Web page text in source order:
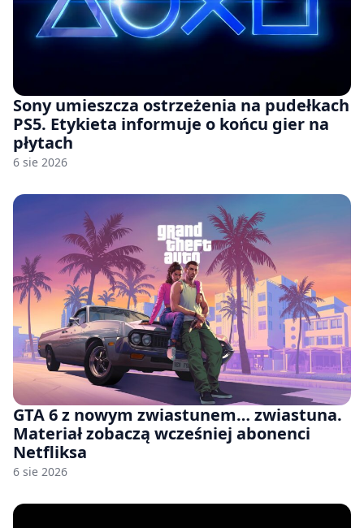
Sony umieszcza ostrzeżenia na pudełkach
PS5. Etykieta informuje o końcu gier na
płytach
6 sie 2026
GTA 6 z nowym zwiastunem… zwiastuna.
Materiał zobaczą wcześniej abonenci
Netfliksa
6 sie 2026